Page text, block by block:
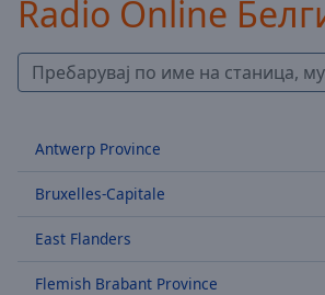
Backward
Forward
Mute
Loaded:
Stream
LIVE
Radio Online
Antwerp Province
Bruxelles-Capitale
East Flanders
Flemish Brabant Province